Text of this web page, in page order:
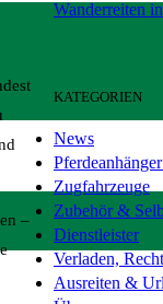
–
Wanderreiten
KATEGORIEN
News
Zugfahrzeuge
Zubehör &
Dienstleister
Verladen,
Ausreiten &